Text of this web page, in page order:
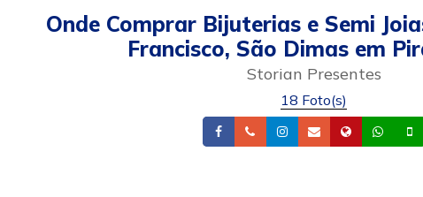
Onde Comprar Bijuterias e Semi
Francisco, São Dimas em
Storian Presentes
18 Foto(s)
FacebookTelefoneInstagram
Email Site